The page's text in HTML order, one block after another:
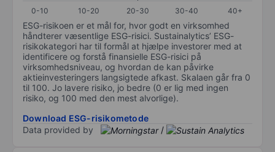
0-10
10-20 20-30 30-40 40+
ESG-risikoen er et mål for, hvor godt en virksomhed
håndterer væsentlige ESG-risici. Sustainalytics’ ESG-
risikokategori har til formål at hjælpe investorer med at
identificere og forstå finansielle ESG-risici på
virksomhedsniveau, og hvordan de kan påvirke
aktieinvesteringers langsigtede afkast. Skalaen går fra 0
til 100. Jo lavere risiko, jo bedre (0 er lig med ingen
risiko, og 100 med den mest alvorlige).
Download ESG-risikometode
Data provided by
/